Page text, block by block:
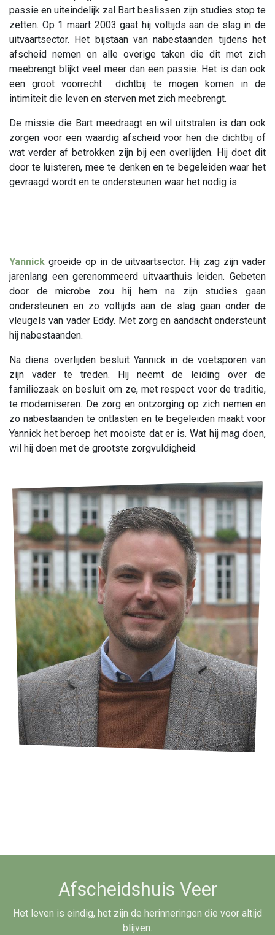
passie en uiteindelijk zal Bart beslissen zijn studies stop te
zetten. Op 1 maart 2003 gaat hij voltijds aan de slag in de
uitvaartsector. Het bijstaan van nabestaanden tijdens het
afscheid nemen en alle overige taken die dit met zich
meebrengt blijkt veel meer dan een passie. Het is dan ook
een groot voorrecht dichtbij te mogen komen in de
intimiteit die leven en sterven met zich meebrengt.
De missie die Bart meedraagt en wil uitstralen is dan ook
zorgen voor een waardig afscheid voor hen die dichtbij of
wat verder af betrokken zijn bij een overlijden. Hij doet dit
door te luisteren, mee te denken en te begeleiden waar het
gevraagd wordt en te ondersteunen waar het nodig is.
Yannick groeide op in de uitvaartsector. Hij zag zijn vader
jarenlang een gerenommeerd uitvaarthuis leiden. Gebeten
door de microbe zou hij hem na zijn studies gaan
ondersteunen en zo voltijds aan de slag gaan onder de
vleugels van vader Eddy. Met zorg en aandacht ondersteunt
hij nabestaanden.
Na diens overlijden besluit Yannick in de voetsporen van
zijn vader te treden. Hij neemt de leiding over de
familiezaak en besluit om ze, met respect voor de traditie,
te moderniseren. De zorg en ontzorging op zich nemen en
zo nabestaanden te ontlasten en te begeleiden maakt voor
Yannick het beroep het mooiste dat er is. Wat hij mag doen,
wil hij doen met de grootste zorgvuldigheid.
Afscheidshuis Veer
Het leven is eindig, het zijn de herinneringen die voor altijd
blijven.